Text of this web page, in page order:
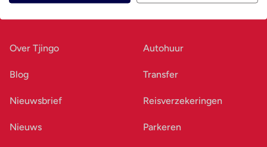
Over Tjingo
Blog
Nieuwsbrief
Nieuws
Autohuur
Transfer
Reisverzekeringen
Parkeren